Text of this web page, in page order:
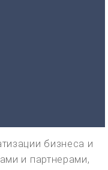
бизнеса и
и партнерами,